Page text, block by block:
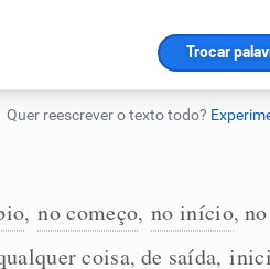
, no começo, no início,
coisa, de saída,